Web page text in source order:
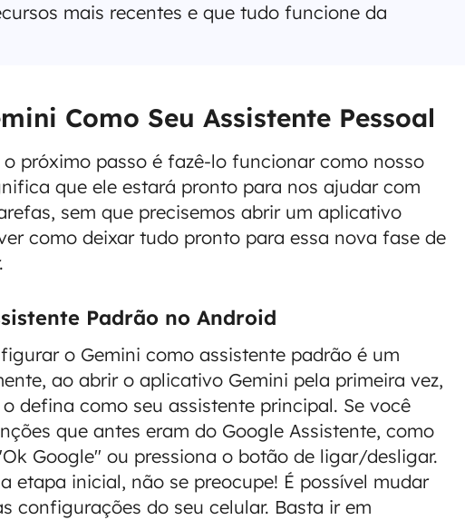
mais recentes e que tudo funcione da
Como Seu Assistente Pessoal
próximo passo é fazê-lo funcionar como nosso
que ele estará pronto para nos ajudar com
sem que precisemos abrir um aplicativo
como deixar tudo pronto para essa nova fase de
Padrão no Android
o Gemini como assistente padrão é um
ao abrir o aplicativo Gemini pela primeira vez,
defina como seu assistente principal. Se você
que antes eram do Google Assistente, como
Google" ou pressiona o botão de ligar/desligar.
etapa inicial, não se preocupe! É possível mudar
configurações do seu celular. Basta ir em